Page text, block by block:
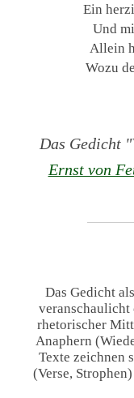
Ein
Und
Allein
Wozu
Das Gedicht "
Ernst von
Das Gedicht
veranschaulicht
rhetorischer
Anaphern
Texte zeichnen
(Verse,